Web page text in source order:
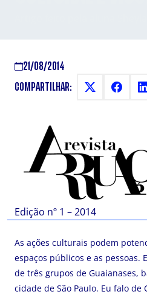
21/08/2014
COMPARTILHAR:
Edição nº 1 – 2014
As ações culturais podem
espaços públicos e as pessoas.
de três grupos de Guaianases,
cidade de São Paulo. Eu falo de